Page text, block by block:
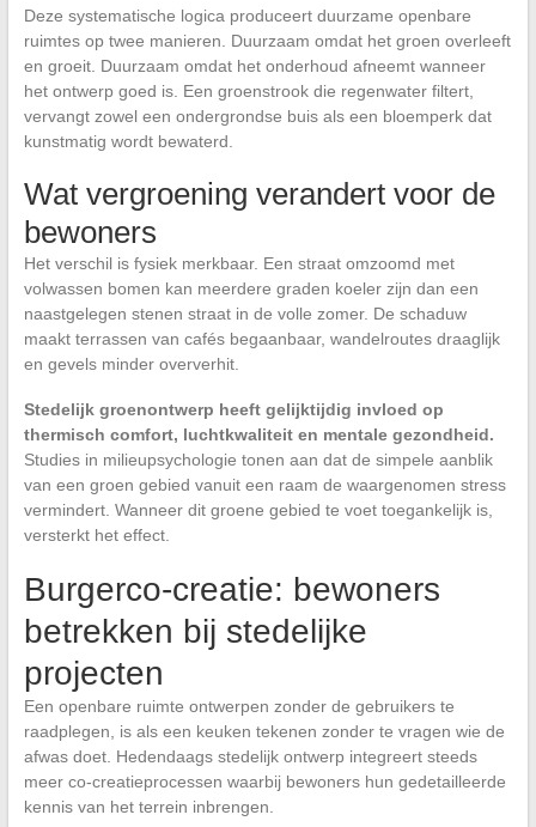
Deze systematische logica produceert duurzame openbare
ruimtes op twee manieren. Duurzaam omdat het groen overleeft
en groeit. Duurzaam omdat het onderhoud afneemt wanneer
het ontwerp goed is. Een groenstrook die regenwater filtert,
vervangt zowel een ondergrondse buis als een bloemperk dat
kunstmatig wordt bewaterd.
Wat vergroening verandert voor de
bewoners
Het verschil is fysiek merkbaar. Een straat omzoomd met
volwassen bomen kan meerdere graden koeler zijn dan een
naastgelegen stenen straat in de volle zomer. De schaduw
maakt terrassen van cafés begaanbaar, wandelroutes draaglijk
en gevels minder oververhit.
Stedelijk groenontwerp heeft gelijktijdig invloed op
thermisch comfort, luchtkwaliteit en mentale gezondheid.
Studies in milieupsychologie tonen aan dat de simpele aanblik
van een groen gebied vanuit een raam de waargenomen stress
vermindert. Wanneer dit groene gebied te voet toegankelijk is,
versterkt het effect.
Burgerco-creatie: bewoners
betrekken bij stedelijke
projecten
Een openbare ruimte ontwerpen zonder de gebruikers te
raadplegen, is als een keuken tekenen zonder te vragen wie de
afwas doet. Hedendaags stedelijk ontwerp integreert steeds
meer co-creatieprocessen waarbij bewoners hun gedetailleerde
kennis van het terrein inbrengen.